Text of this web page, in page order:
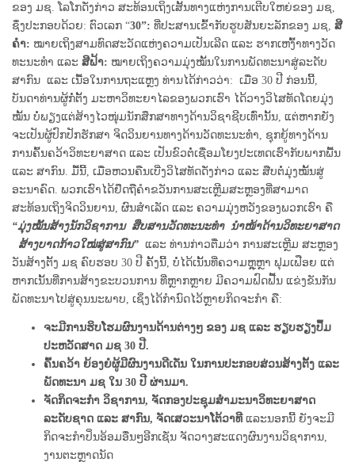
ຂອງ ມຊ. ໂລໂກດັ່ງກ່າວ ສະທ້ອນເຖິງເສັ້ນທາງແຫ່ງການເຕີບໃຫຍ່ຂອງ ມຊ,
ຊຶ່ງປະກອບດ້ວຍ: ຕົວເລກ “30”: ທີ່ປະສານເຂົ້າກັບຮູບສັນຍະລັກຂອງ ມຊ, ສີ
ຄໍາ: ໝາຍເຖິງສາມທົດສະວັດແຫ່ງຄວາມເປັນເລີດ ແລະ ຮາກເຫງົ້າທາງວັດ
ທະນະທໍາ ແລະ ສີຟ້າ: ໝາຍເຖິງຄວາມມຸ່ງໝັ້ນໃນການພັດທະນາສູ່ລະດັບ
ສາກົນ ແລະ ເນື້ອໃນການຖະແຫຼງ ທ່ານໄດ້ກ່າວວ່າ: ເມື່ອ 30 ປີ ກ່ອນນີ້,
ບັນດາທ່ານຜູ້ກໍ່ຕັ້ງ ມະຫາວິທະຍາໄລຂອງພວກເຮົາ ໄດ້ວາງວິໄສທັດໂດຍມຸ່ງ
ໝັ້ນ ບໍ່ພຽງແຕ່ສ້າງໄວໜຸ່ມນັກສຶກສາທາງດ້ານວິຊາຊີບເທົ່ານັ້ນ, ແຕ່ຫາກຍັງ
ຈະເປັນຜູ້ປົກປັກຮັກສາ ຈິດວິນຍານທາງດ້ານວັດທະນະທໍາ, ຊຸກຍູ້ທາງດ້ານ
ການຄົ້ນຄວ້າວິທະຍາສາດ ແລະ ເປັນຂົວຕໍ່ເຊື່ອມໂຍງປະເທດເຮົາກັບພາກພື້ນ
ແລະ ສາກົນ. ມື້ນີ້, ເມື່ອຫວນຄືນເບີ່ງວິໄສທັດດັ່ງກ່າວ ແລະ ສືບຕໍ່ມຸ່ງໝັ້ນສູ່
ອະນາຄົດ. ພວກເຮົາໄດ້ຢຶດຖືຄໍາຂວັນການສະເຫຼີມສະຫຼອງທີ່ສາມາດ
ສະທ້ອນເຖິງຈິດວິນຍານ, ຜົນສໍາເລັດ ແລະ ຄວາມມຸ່ງຫວັງຂອງພວກເຮົາ ຄື
“ມຸ່ງໝັ້ນສ້າງນັກວິຊາການ ສືບສານວັດທະນະທໍາ ນໍາໜ້າດ້ານວິທະຍາສາດ
ສ້າງບາດກ້າວໃໝ່ສູ່ສາກົນ” ແລະ ທ່ານກ່າວຕື່ມວ່າ ການສະເຫຼີມ ສະຫຼອງ
ວັນສ້າງຕັ້ງ ມຊ ຄົບຮອບ 30 ປີ ຄັ້ງນີ້, ບໍ່ໄດ້ເນັ້ນທີ່ຄວາມຫຼຸຫຼາ ຟຸມເຟືອຍ ແຕ່
ຫາກເນັ້ນທີ່ການສ້າງຂະບວນການ ທີ່ຫຼາກຫຼາຍ ມີຄວາມຟົດຟື້ນ ແຂ່ງຂັນກັນ
ພັດທະນາໄປສູ່ຄຸນນະພາບ, ເຊິ່ງໄດ້ກໍານົດໄວ້ຫຼາຍກິດຈະກໍາ ຄື:
ຈະມີການຮິບໂຮມຜົນງານດ້ານຕ່າງໆ ຂອງ ມຊ ແລະ ຮຽບຮຽງປຶ້ມ
ປະຫວັດສາດ ມຊ 30 ປີ.
ຄົ້ນຄວ້າ ຍ້ອງຍໍຜູ້ມີຜົນງານດີເດັ່ນ ໃນການປະກອບສ່ວນສ້າງຕັ້ງ ແລະ
ພັດທະນາ ມຊ ໃນ 30 ປີ ຜ່ານມາ.
ຈັດກິດຈະກໍາ ວິຊາການ, ຈັດກອງປະຊຸມສໍາມະນາວິທະຍາສາດ
ລະດັບຊາດ ແລະ ສາກົນ, ຈັດເສວະນາໂຕ້ວາທີ ແລະນອກນີ້ ຍັງຈະມີ
ກິດຈະກໍາປິ່ນອ້ອມອື່ນໆອີກເຊັ່ນ ຈັດວາງສະແດງຜົນງານວິຊາການ,
ງານຕະຫຼາດນັດ